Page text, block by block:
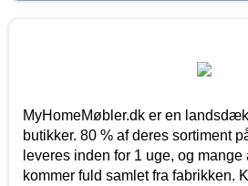
MyHomeMøbler.dk er en
butikker. 80 % af deres sortiment
leveres inden for 1 uge, og mange
kommer fuld samlet fra fabrikken.